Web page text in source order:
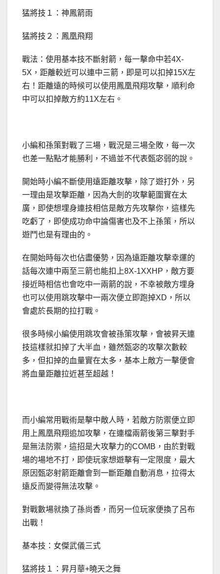
猛將技１：神鳳箭雨
猛將技２：鳳凰飛翔
戰法：使用基本技不斷射箭，每一擊命中若4X-
5X，距離較近可以連中三箭，即是可以扣掉15X左
右！距離遠的時候可以使用鳳凰飛翔攻擊，順利命
中可以扣掉敵方約11X左右。
小編和孫策對戰了三場，戰況是三場全敗，每一次
也差一點點才能勝利，不過並不代表甄宓弱的說。
開始時小編不斷使用遠距離攻擊，除了遊打外，另
一理由是攻擊距離，因為大劍的攻擊範圍實在太
廣，即使想埋身連技相信是敵方先攻擊你，這樣先
吃虧了，即使成功命中論傷害也及不上孫策，所以
遊鬥也是有理由的。
在開始時每次也佔盡優勢，因為遠距離攻擊幸運的
話每次連中兩至三箭也能扣上8X-1XXHP，敵方要
接近時相信也會吃中一兩箭的說，不幸被敵方埋身
也可以使用跳攻擊中一兩次便立即跑掉XD，所以
會處於長期的拉打戰。
很多時候小編使用跳攻會被孫策攻擊，會被昇天連
技這樣就扣掉了大半血，雖然甄宓的攻擊次數較
多，但扣掉的血量實在太多，基本上敵方一擊便會
將血量距離拉近甚至超越！
而小編常用戰術是擊中敵人時，若敵方防禦便立即
用上鳳凰飛翔追加攻擊，在連檔兩箭後第三擊對手
是無法防禦，這招是大攻擊力的COMB，由於對戰
場的場地不打，即使玩家想遊擊有一定限度，最大
原因甄宓射箭距離會到一斷距離自動消息，拉得太
遠反而變得無法攻擊。
對戰數場就換了孫尚香，而另一位玩家便換了呂布
出戰！
基本技：女傑武儀三式
猛將技１：昇月華+曉天之舞